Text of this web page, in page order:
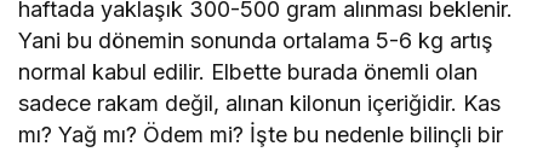
haftada yaklaşık 300-500 gram alınması beklenir.
Yani bu dönemin sonunda ortalama 5-6 kg artış
normal kabul edilir. Elbette burada önemli olan
sadece rakam değil, alınan kilonun içeriğidir. Kas
mı? Yağ mı? Ödem mi? İşte bu nedenle bilinçli bir